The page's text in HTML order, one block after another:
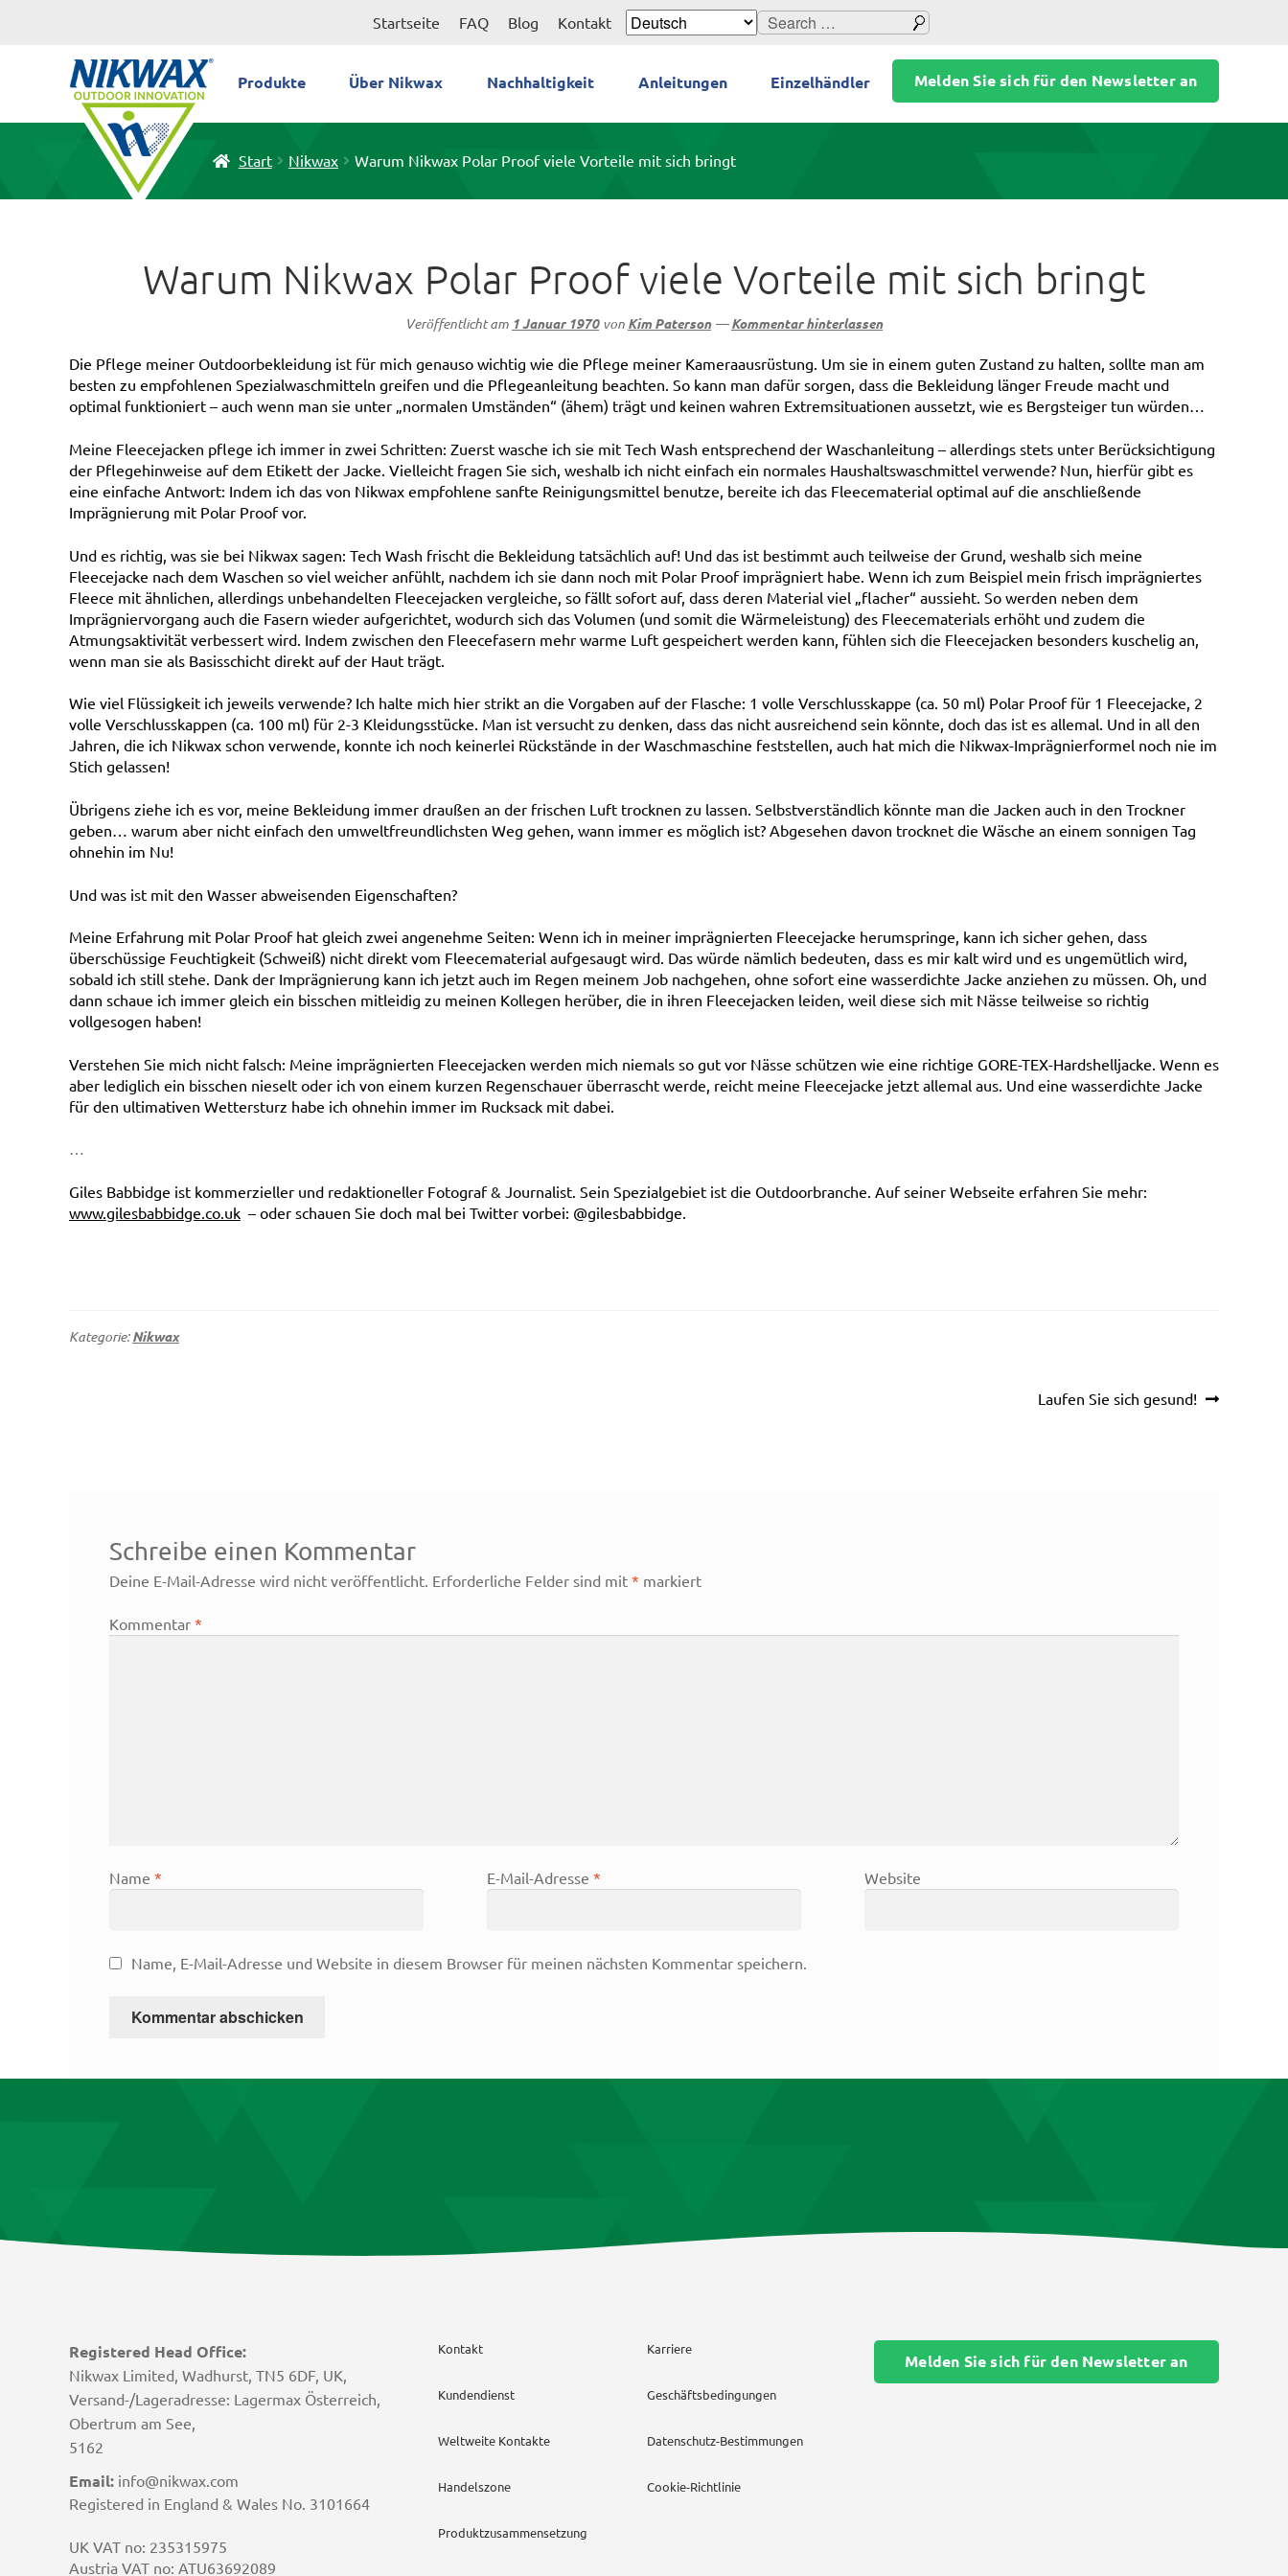
Startseite FAQ Blog Kontakt
Search
Produkte Über Nikwax Nachhaltigkeit Anleitungen Einzelhändler Melden Sie sich für den Newsletter an
Start Nikwax Warum Nikwax Polar Proof viele Vorteile mit sich bringt
Veröffentlicht am 1 Januar 1970 von Kim Paterson —Kommentar hinterlassen
Warum Nikwax Polar Proof viele Vorteile mit sich bringt
Die Pflege meiner Outdoorbekleidung ist für mich genauso wichtig wie die Pflege meiner Kameraausrüstung. Um sie in einem guten Zustand zu halten, sollte man am
besten zu empfohlenen Spezialwaschmitteln greifen und die Pflegeanleitung beachten. So kann man dafür sorgen, dass die Bekleidung länger Freude macht und
optimal funktioniert – auch wenn man sie unter „normalen Umständen“ (ähem) trägt und keinen wahren Extremsituationen aussetzt, wie es Bergsteiger tun würden…
Meine Fleecejacken pflege ich immer in zwei Schritten: Zuerst wasche ich sie mit Tech Wash entsprechend der Waschanleitung – allerdings stets unter Berücksichtigung
der Pflegehinweise auf dem Etikett der Jacke. Vielleicht fragen Sie sich, weshalb ich nicht einfach ein normales Haushaltswaschmittel verwende? Nun, hierfür gibt es
eine einfache Antwort: Indem ich das von Nikwax empfohlene sanfte Reinigungsmittel benutze, bereite ich das Fleecematerial optimal auf die anschließende
Imprägnierung mit Polar Proof vor.
Und es richtig, was sie bei Nikwax sagen: Tech Wash frischt die Bekleidung tatsächlich auf! Und das ist bestimmt auch teilweise der Grund, weshalb sich meine
Fleecejacke nach dem Waschen so viel weicher anfühlt, nachdem ich sie dann noch mit Polar Proof imprägniert habe. Wenn ich zum Beispiel mein frisch imprägniertes
Fleece mit ähnlichen, allerdings unbehandelten Fleecejacken vergleiche, so fällt sofort auf, dass deren Material viel „flacher“ aussieht. So werden neben dem
Imprägniervorgang auch die Fasern wieder aufgerichtet, wodurch sich das Volumen (und somit die Wärmeleistung) des Fleecematerials erhöht und zudem die
Atmungsaktivität verbessert wird. Indem zwischen den Fleecefasern mehr warme Luft gespeichert werden kann, fühlen sich die Fleecejacken besonders kuschelig an,
wenn man sie als Basisschicht direkt auf der Haut trägt.
Wie viel Flüssigkeit ich jeweils verwende? Ich halte mich hier strikt an die Vorgaben auf der Flasche: 1 volle Verschlusskappe (ca. 50 ml) Polar Proof für 1 Fleecejacke, 2
volle Verschlusskappen (ca. 100 ml) für 2-3 Kleidungsstücke. Man ist versucht zu denken, dass das nicht ausreichend sein könnte, doch das ist es allemal. Und in all den
Jahren, die ich Nikwax schon verwende, konnte ich noch keinerlei Rückstände in der Waschmaschine feststellen, auch hat mich die Nikwax-Imprägnierformel noch nie im
Stich gelassen!
Übrigens ziehe ich es vor, meine Bekleidung immer draußen an der frischen Luft trocknen zu lassen. Selbstverständlich könnte man die Jacken auch in den Trockner
geben… warum aber nicht einfach den umweltfreundlichsten Weg gehen, wann immer es möglich ist? Abgesehen davon trocknet die Wäsche an einem sonnigen Tag
ohnehin im Nu!
Und was ist mit den Wasser abweisenden Eigenschaften?
Meine Erfahrung mit Polar Proof hat gleich zwei angenehme Seiten: Wenn ich in meiner imprägnierten Fleecejacke herumspringe, kann ich sicher gehen, dass
überschüssige Feuchtigkeit (Schweiß) nicht direkt vom Fleecematerial aufgesaugt wird. Das würde nämlich bedeuten, dass es mir kalt wird und es ungemütlich wird,
sobald ich still stehe. Dank der Imprägnierung kann ich jetzt auch im Regen meinem Job nachgehen, ohne sofort eine wasserdichte Jacke anziehen zu müssen. Oh, und
dann schaue ich immer gleich ein bisschen mitleidig zu meinen Kollegen herüber, die in ihren Fleecejacken leiden, weil diese sich mit Nässe teilweise so richtig
vollgesogen haben!
Verstehen Sie mich nicht falsch: Meine imprägnierten Fleecejacken werden mich niemals so gut vor Nässe schützen wie eine richtige GORE-TEX-Hardshelljacke. Wenn es
aber lediglich ein bisschen nieselt oder ich von einem kurzen Regenschauer überrascht werde, reicht meine Fleecejacke jetzt allemal aus. Und eine wasserdichte Jacke
für den ultimativen Wettersturz habe ich ohnehin immer im Rucksack mit dabei.
…
Giles Babbidge ist kommerzieller und redaktioneller Fotograf & Journalist. Sein Spezialgebiet ist die Outdoorbranche. Auf seiner Webseite erfahren Sie mehr:
www.gilesbabbidge.co.uk – oder schauen Sie doch mal bei Twitter vorbei: @gilesbabbidge.
Kategorie:Nikwax
Nächster
Laufen Sie sich gesund!
Schreibe einen Kommentar
Deine E-Mail-Adresse wird nicht veröffentlicht. Erforderliche Felder sind mit * markiert
Kommentar *
Name * E-Mail-Adresse * Website
Name, E-Mail-Adresse und Website in diesem Browser für meinen nächsten Kommentar speichern.
Registered Head Office:
Nikwax Limited, Wadhurst, TN5 6DF, UK,
Versand-/Lageradresse: Lagermax Österreich,
Obertrum am See,
5162
Email: info@nikwax.com
Registered in England & Wales No. 3101664
UK VAT no: 235315975
Austria VAT no: ATU63692089
Kontakt
Kundendienst
Weltweite Kontakte
Handelszone
Produktzusammensetzung
Karriere
Geschäftsbedingungen
Datenschutz-Bestimmungen
Cookie-Richtlinie
Melden Sie sich für den Newsletter an